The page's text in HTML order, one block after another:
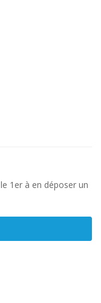
1er à en déposer un